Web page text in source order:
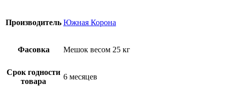
Производитель Южная Корона
Фасовка Мешок весом 25 кг
Срок годности
товара
6 месяцев